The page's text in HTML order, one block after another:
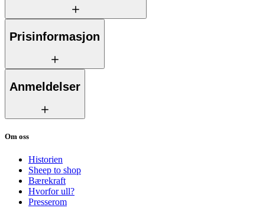
Prisinformasjon
Anmeldelser
Om oss
Historien
Sheep to shop
Bærekraft
Hvorfor ull?
Presserom